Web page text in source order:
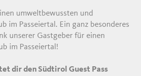
umweltbewussten und
im Passeiertal. Ein ganz besonderes
unserer Gastgeber für einen
im Passeiertal!
dir den Südtirol Guest Pass